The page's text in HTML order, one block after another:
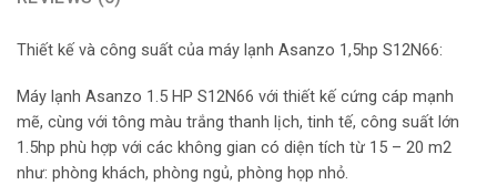
Thiết kế và công suất của máy lạnh Asanzo 1,5hp S12N66:
Máy lạnh Asanzo 1.5 HP S12N66 với thiết kế cứng cáp mạnh
mẽ, cùng với tông màu trắng thanh lịch, tinh tế, công suất lớn
1.5hp phù hợp với các không gian có diện tích từ 15 – 20 m2
như: phòng khách, phòng ngủ, phòng họp nhỏ.